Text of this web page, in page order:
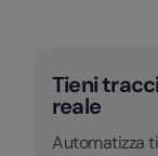
Tieni
reale
Automatizza